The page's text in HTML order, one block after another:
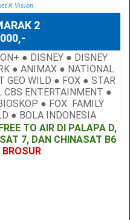
K Vision
2
● DISNEY ● DISNEY
● ANIMAX ● NATIONAL
GEO WILD ● FOX ● STAR
ENTERTAINMENT ●
● FOX FAMILY
● BOLA INDONESIA
TO AIR DI PALAPA D,
7, DAN CHINASAT B6